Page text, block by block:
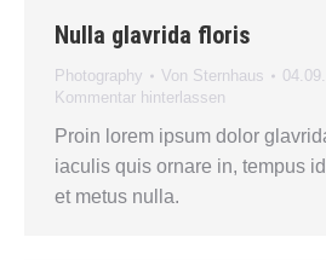
Nulla glavrida floris
Photography Von Sternhaus
Kommentar hinterlassen
Proin lorem ipsum dolor
iaculis quis ornare in, tempus
et metus nulla.